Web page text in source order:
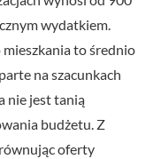
wydatkiem.
to średnio
na szacunkach
nie jest tanią
budżetu. Z
oferty